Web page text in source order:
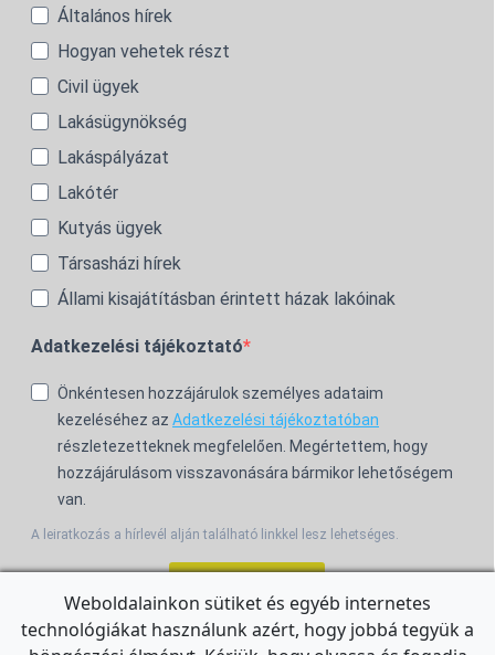
Általános hírek
Hogyan vehetek részt
Civil ügyek
Lakásügynökség
Lakáspályázat
Lakótér
Kutyás ügyek
Társasházi hírek
Állami kisajátításban érintett házak lakóinak
Adatkezelési tájékoztató
Önkéntesen hozzájárulok személyes adataim
kezeléséhez az Adatkezelési tájékoztatóban
részletezetteknek megfelelően. Megértettem, hogy
hozzájárulásom visszavonására bármikor lehetőségem
van.
A leiratkozás a hírlevél alján található linkkel lesz lehetséges.
For the English Newsletter, clickHERE.
Weboldalainkon sütiket és egyéb internetes
technológiákat használunk azért, hogy jobbá tegyük a